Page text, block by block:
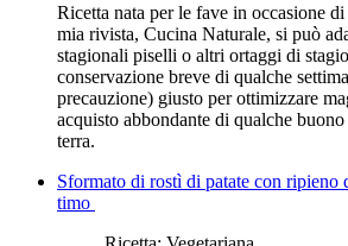
Ricetta nata per le fave in occasione
mia rivista, Cucina Naturale, si può
stagionali piselli o altri ortaggi di
conservazione breve di qualche
precauzione) giusto per ottimizzare
acquisto abbondante di qualche
terra.
Sformato di rostì di patate con ripieno
timo